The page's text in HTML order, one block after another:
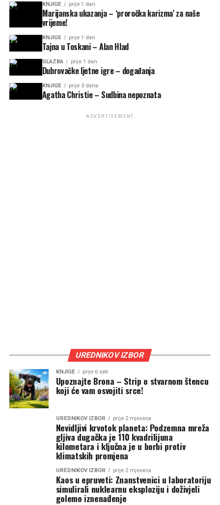
KNJIGE prije 1 dan
Marijanska ukazanja – ‘proročka karizma’ za naše
vrijeme!
KNJIGE prije 1 dan
Tajna u Toskani – Alan Hlad
GLAZBA prije 1 dan
Dubrovačke ljetne igre – događanja
KNJIGE prije 3 dana
Agatha Christie – Sudbina nepoznata
ADVERTISEMENT
UREDNIKOV IZBOR
KNJIGE prije 6 sati
Upoznajte Brona – Strip o stvarnom štencu
koji će vam osvojiti srce!
UREDNIKOV IZBOR prije 2 mjeseca
Nevidljivi krvotok planeta: Podzemna mreža
gljiva dugačka je 110 kvadrilijuna
kilometara i ključna je u borbi protiv
klimatskih promjena
UREDNIKOV IZBOR prije 2 mjeseca
Kaos u epruveti: Znanstvenici u laboratoriju
simulirali nuklearnu eksploziju i doživjeli
golemo iznenađenje